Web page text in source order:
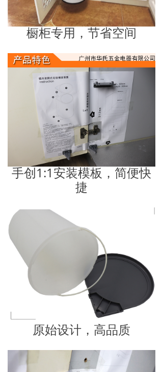
橱柜专用，节省空间
手创1:1安装模板，简便快
捷
原始设计，高品质